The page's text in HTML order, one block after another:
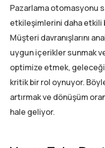
Pazarlama otomasyonu
etkileşimlerini daha
Müşteri davranışlarını
uygun içerikler sunmak
optimize etmek,
kritik bir rol oynuyor.
artırmak ve dönüşüm
hale geliyor.